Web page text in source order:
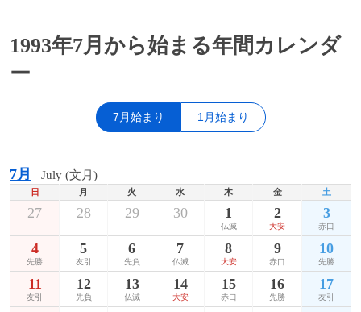
1993年7月から始まる年間カレンダ
ー
7月始まり 1月始まり
7月 July (文月)
日 月 火 水 木 金 土
27 28 29 30 1
仏滅
2
大安
3
赤口
4
先勝
5
友引
6
先負
7
仏滅
8
大安
9
赤口
10
先勝
11
友引
12
先負
13
仏滅
14
大安
15
赤口
16
先勝
17
友引